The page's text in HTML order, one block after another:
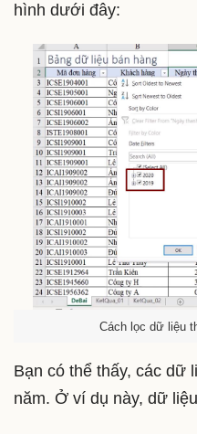
hình dưới đây:
Cách lọc dữ liệu
Bạn có thể thấy, các dữ
năm. Ở ví dụ này, dữ